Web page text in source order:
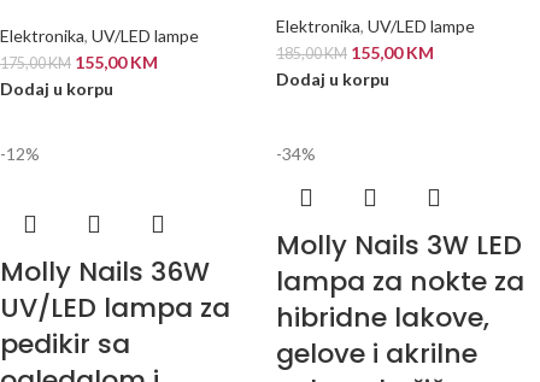
Elektronika, UV/LED lampe
175,00KM 155,00KM
Dodaj u korpu
Elektronika, UV/LED lampe
185,00KM 155,00KM
Dodaj u korpu
-12%
Molly Nails 36W
UV/LED lampa za
pedikir sa
-34%
Molly Nails 3W LED
lampa za nokte za
hibridne lakove,
gelove i akrilne